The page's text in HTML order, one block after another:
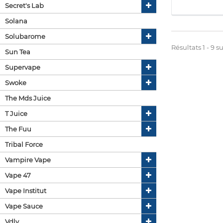
Secret's Lab
Solana
Solubarome
Sun Tea
Supervape
Swoke
The Mds Juice
T Juice
The Fuu
Tribal Force
Vampire Vape
Vape 47
Vape Institut
Vape Sauce
Vdlv
Résultats 1 - 9